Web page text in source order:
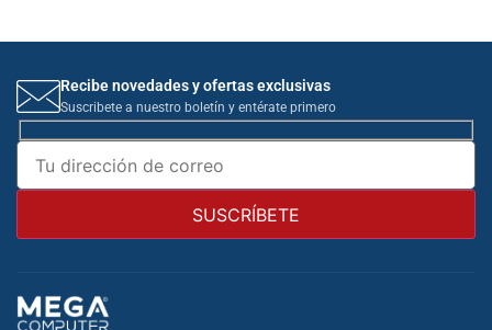
Recibe novedades y ofertas exclusivas
Suscribete a nuestro boletín y entérate primero